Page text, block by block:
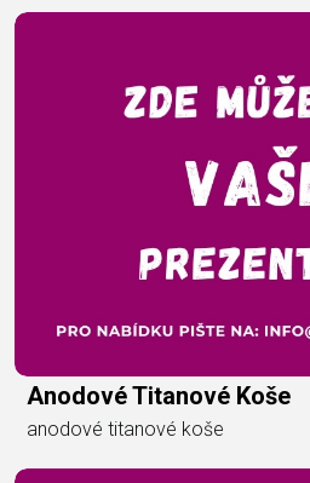
Anodové Titanové Koše
anodové titanové koše